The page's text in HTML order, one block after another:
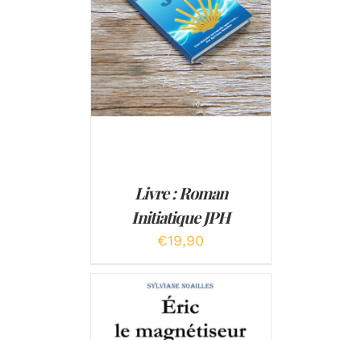
Note5.00
sur 5
AJOUTER AU PANIER
/
DÉTAILS
Livre : Roman
Initiatique JPH
€19,90